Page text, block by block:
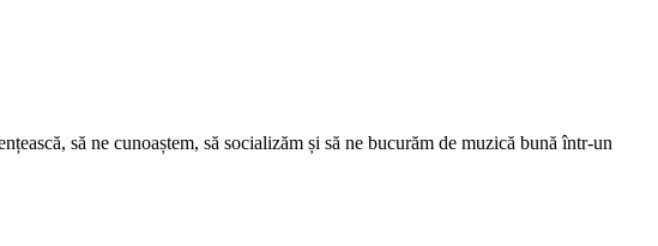
să ne cunoaștem, să socializăm și să ne bucurăm de muzică bună într-un